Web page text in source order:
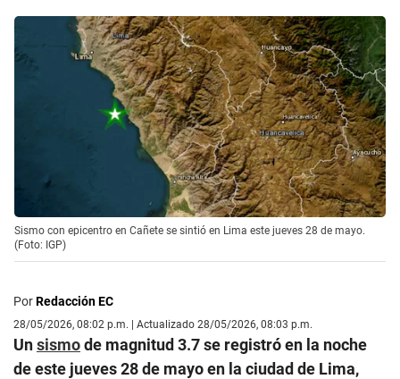
Sismo con epicentro en Cañete se sintió en Lima este jueves 28 de mayo.
(Foto: IGP)
PorRedacción EC
28/05/2026, 08:02 p.m. | Actualizado 28/05/2026, 08:03 p.m.
Unsismode magnitud 3.7 se registró en la noche
de este jueves 28 de mayo en la ciudad de Lima,